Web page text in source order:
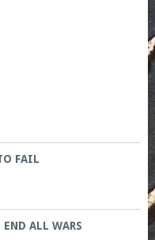
FAIL
ALL WARS